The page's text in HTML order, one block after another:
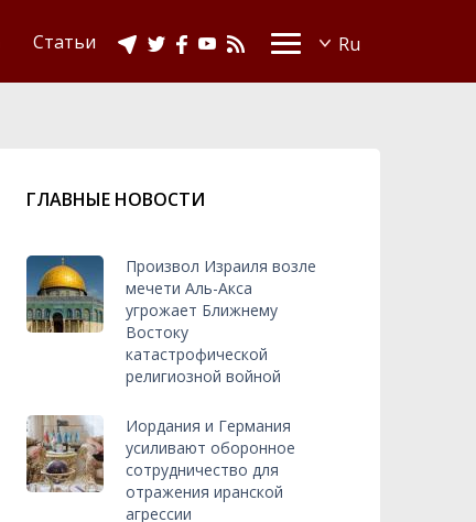
Статьи
ГЛАВНЫЕ НОВОСТИ
Произвол Израиля возле
мечети Аль-Акса
угрожает Ближнему
Востоку
катастрофической
религиозной войной
Иордания и Германия
усиливают оборонное
сотрудничество для
отражения иранской
агрессии